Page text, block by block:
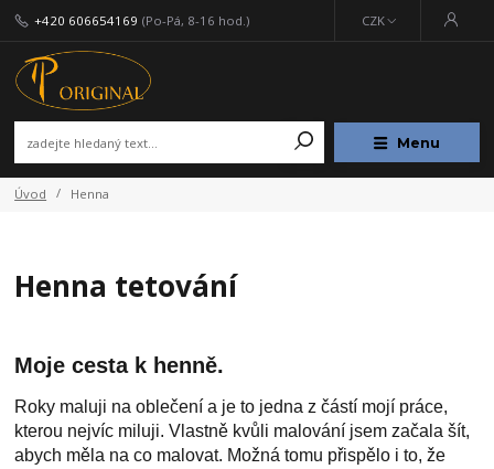
Menu
CZK
+420 606654169 (Po-Pá, 8-16 hod.)
Úvod Henna
Henna tetování
Moje cesta k henně.
Roky maluji na oblečení a je to jedna z částí mojí práce,
kterou nejvíc miluji. Vlastně kvůli malování jsem začala šít,
abych měla na co malovat. Možná tomu přispělo i to, že